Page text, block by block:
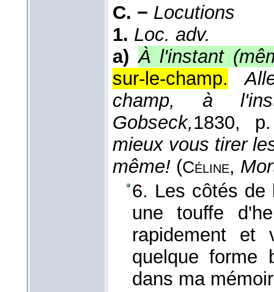
C. − Locutions
1. Loc. adv.
a) À l'instant
sur-le-champ.
champ, à
Gobseck,1830, p.
mieux vous tirer
même! (Céline,
6. Les côtés de
une touffe
rapidement et
quelque forme
dans ma